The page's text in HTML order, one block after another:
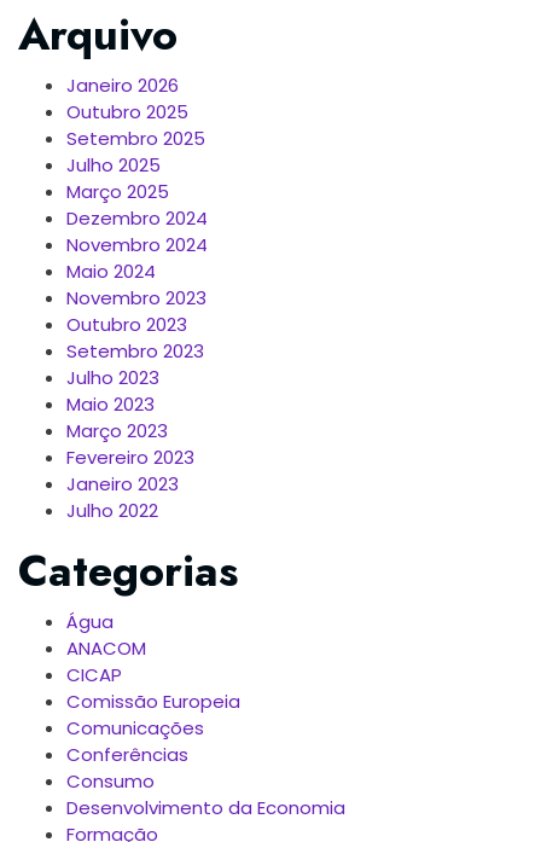
Arquivo
Janeiro 2026
Outubro 2025
Setembro 2025
Julho 2025
Março 2025
Dezembro 2024
Novembro 2024
Maio 2024
Novembro 2023
Outubro 2023
Setembro 2023
Julho 2023
Maio 2023
Março 2023
Fevereiro 2023
Janeiro 2023
Julho 2022
Categorias
Água
ANACOM
CICAP
Comissão Europeia
Comunicações
Conferências
Consumo
Desenvolvimento da Economia
Formação